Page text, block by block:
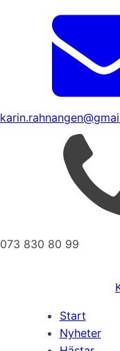
073 830 80 99
Start
Nyheter